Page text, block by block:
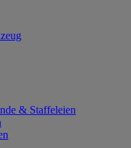
& Staffeleien